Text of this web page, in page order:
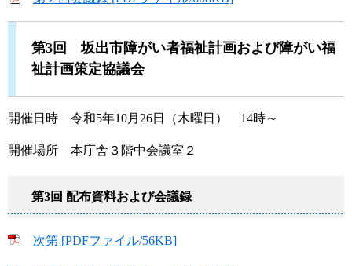
第3回 坂出市障がい者福祉計画および障がい福
祉計画策定協議会
開催日時 令和5年10月26日（木曜日） 14時～
開催場所 本庁舎３階中会議室２
第3回 配布資料および会議録
次第 [PDFファイル/56KB]